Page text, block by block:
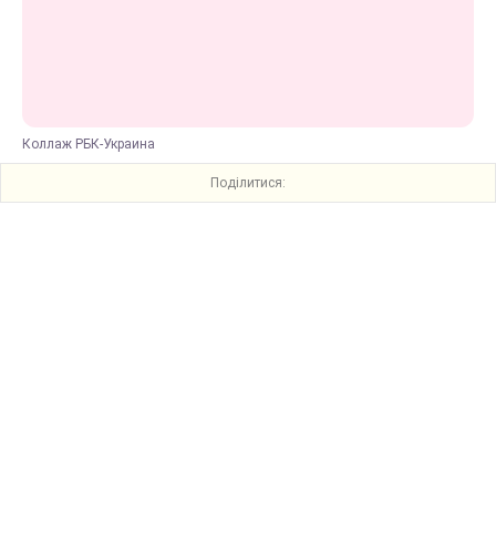
Коллаж РБК-Украина
Поділитися: